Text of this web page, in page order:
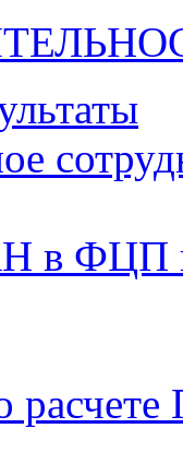
в ФЦП